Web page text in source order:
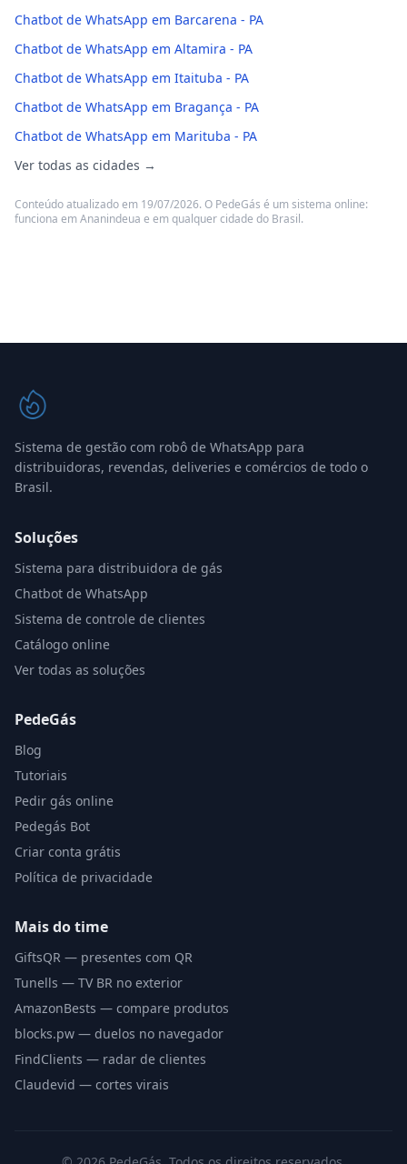
Chatbot de WhatsApp em Barcarena - PA
Chatbot de WhatsApp em Altamira - PA
Chatbot de WhatsApp em Itaituba - PA
Chatbot de WhatsApp em Bragança - PA
Chatbot de WhatsApp em Marituba - PA
Ver todas as cidades →
Conteúdo atualizado em 19/07/2026. O PedeGás é um sistema online:
funciona em Ananindeua e em qualquer cidade do Brasil.
Sistema de gestão com robô de WhatsApp para
distribuidoras, revendas, deliveries e comércios de todo o
Brasil.
Soluções
Sistema para distribuidora de gás
Chatbot de WhatsApp
Sistema de controle de clientes
Catálogo online
Ver todas as soluções
PedeGás
Blog
Tutoriais
Pedir gás online
Pedegás Bot
Criar conta grátis
Política de privacidade
Mais do time
GiftsQR — presentes com QR
Tunells — TV BR no exterior
AmazonBests — compare produtos
blocks.pw — duelos no navegador
FindClients — radar de clientes
Claudevid — cortes virais